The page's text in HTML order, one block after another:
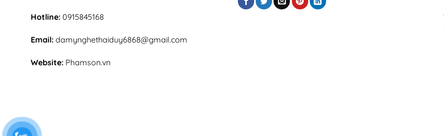
Hotline: 0915845168
Email: damynghethaiduy6868@gmail.com
Website: Phamson.vn